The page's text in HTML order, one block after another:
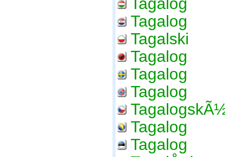
Tagalog
Tagalski
Tagalog
Tagalog
Tagalog
Tagalog
Tagalog